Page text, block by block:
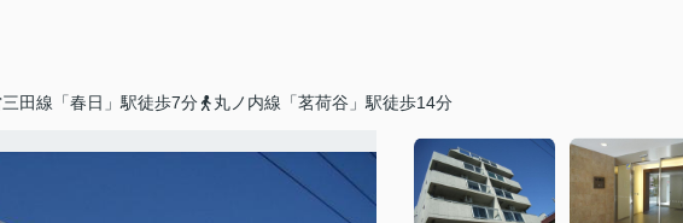
田線「春日」駅徒歩7分 丸ノ内線「茗荷谷」駅徒歩14分